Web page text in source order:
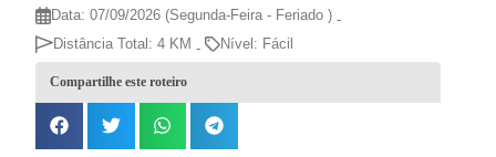
Data: 07/09/2026 (Segunda-Feira - Feriado ) -
Distância Total: 4 KM - Nível: Fácil
Compartilhe este roteiro